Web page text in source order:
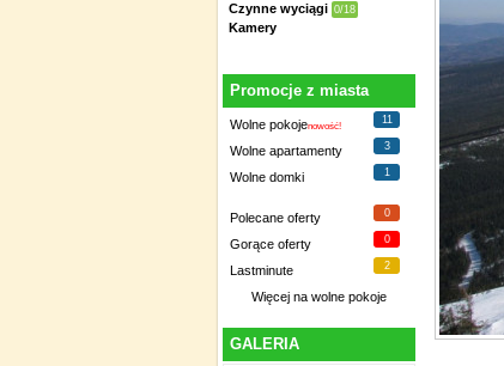
Czynne wyciągi 0/18
Kamery
Promocje z miasta
Wolne pokojenowość!
11
Wolne apartamenty 3
Wolne domki 1
Polecane oferty 0
Gorące oferty 0
Lastminute 2
Więcej na wolne pokoje
GALERIA